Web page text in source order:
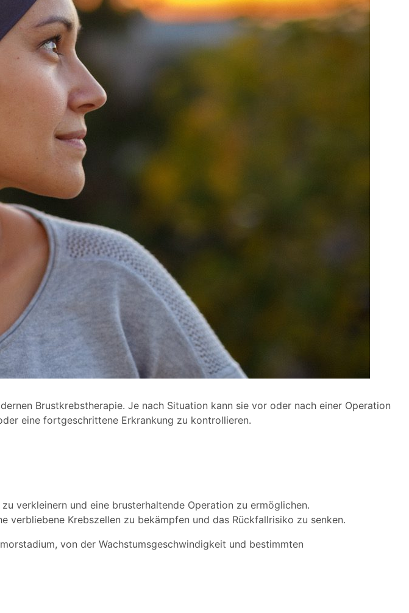
Brustkrebstherapie. Je nach Situation kann sie vor oder nach einer Operation
eine fortgeschrittene Erkrankung zu kontrollieren.
verkleinern und eine brusterhaltende Operation zu ermöglichen.
verbliebene Krebszellen zu bekämpfen und das Rückfallrisiko zu senken.
von der Wachstumsgeschwindigkeit und bestimmten